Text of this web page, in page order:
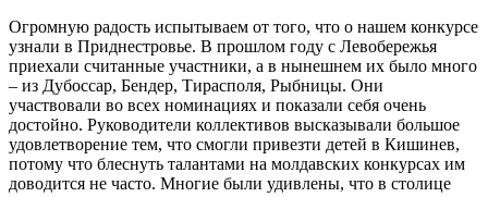
Огромную радость испытываем от того, что о нашем конкурсе
узнали в Приднестровье. В прошлом году с Левобережья
приехали считанные участники, а в нынешнем их было много
– из Дубоссар, Бендер, Тирасполя, Рыбницы. Они
участвовали во всех номинациях и показали себя очень
достойно. Руководители коллективов высказывали большое
удовлетворение тем, что смогли привезти детей в Кишинев,
потому что блеснуть талантами на молдавских конкурсах им
доводится не часто. Многие были удивлены, что в столице